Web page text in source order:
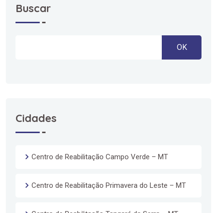
Buscar
OK
Cidades
Centro de Reabilitação Campo Verde – MT
Centro de Reabilitação Primavera do Leste – MT